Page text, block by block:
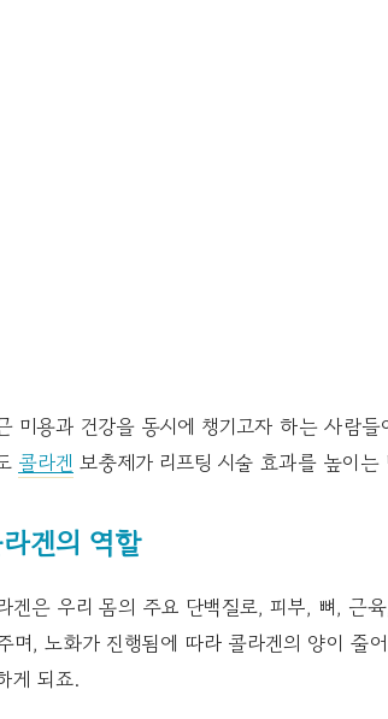
미용과 건강을 동시에 챙기고자 하는 사람
콜라겐 보충제가 리프팅 시술 효과를 높이
겐의 역할
겐은 우리 몸의 주요 단백질로, 피부, 뼈, 근
며, 노화가 진행됨에 따라 콜라겐의 양이 줄
게 되죠.